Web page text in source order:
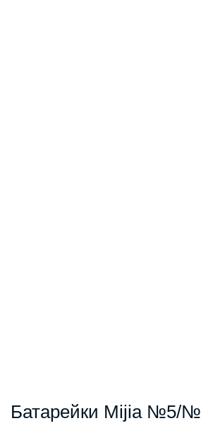
Батарейки Mijia №5/